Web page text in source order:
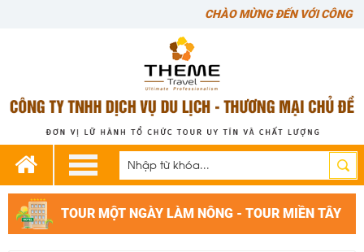
CHÀO MỪNG ĐẾN VỚI CÔNG TY
TOUR MỘT NGÀY LÀM NÔNG - TOUR MIỀN TÂY